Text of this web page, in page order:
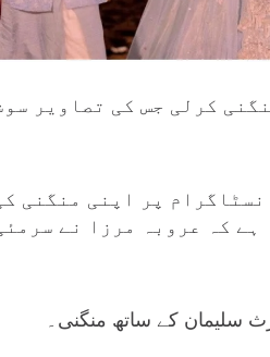
کرلی جس کی تصاویر
پر اپنی منگنی
کہ عروبہ مرزا نے
سلیمان کے ساتھ منگنی۔